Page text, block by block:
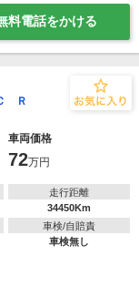
料電話をかける
Ｒ
車両価格
72万円
走行距離
34450Km
車検/自賠責
車検無し